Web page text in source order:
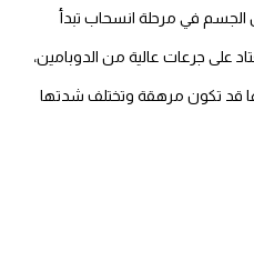
في مرحلة انسحاب تبدأ
على جرعات عالية من الدوبامين،
قد تكون مرهقة وتختلف شدتها